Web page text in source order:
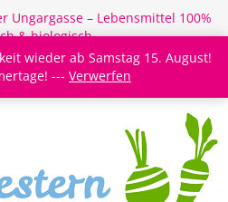
Ungargasse – Lebensmittel 100%
& biologisch
Meine Merkzettel
wieder ab Samstag 15. August!
--- Verwerfen